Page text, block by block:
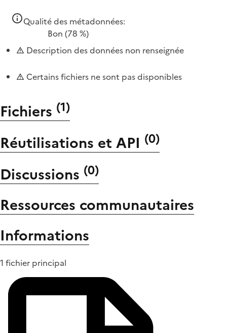
Qualité des métadonnées:
Bon (78 %)
Description des données non renseignée
Certains fichiers ne sont pas disponibles
Fichiers (1)
Réutilisations et API (0)
Discussions (0)
Ressources communautaires
Informations
1 fichier principal